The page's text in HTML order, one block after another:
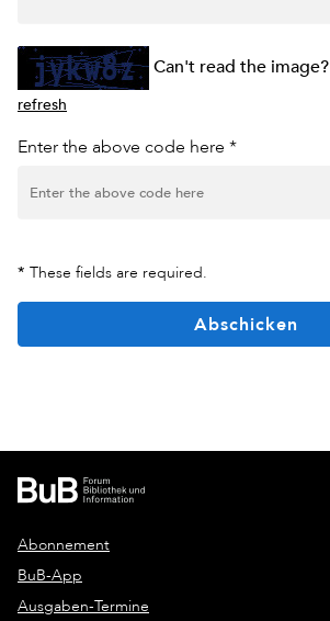
Can't read the image?
refresh
Enter the above code here *
* These fields are required.
Abschicken
Abonnement
BuB-App
Ausgaben-Termine